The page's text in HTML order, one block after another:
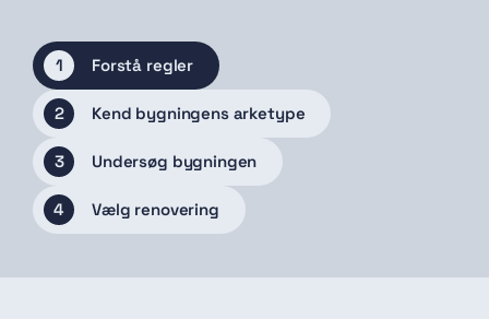
Forstå regler
1
Kend bygningens arketype
2
Undersøg bygningen
3
Vælg renovering
4